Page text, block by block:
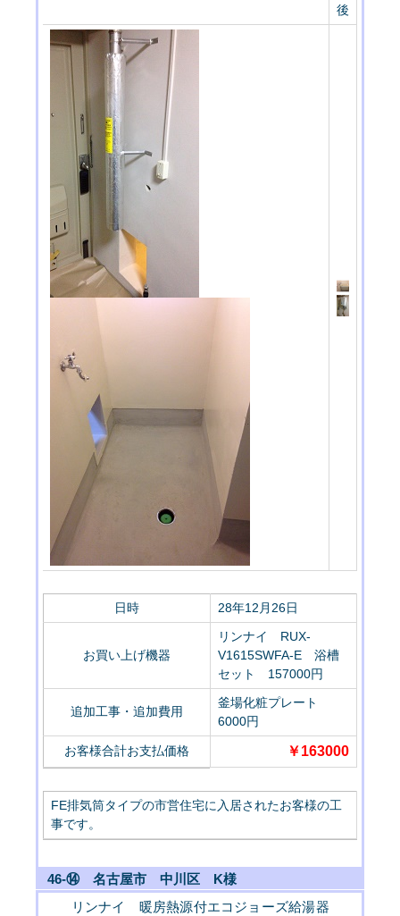
後
日時 28年12月26日
お買い上げ機器
リンナイ RUX-
V1615SWFA-E 浴槽
セット 157000円
追加工事・追加費用
釜場化粧プレート
6000円
お客様合計お支払価格 ￥163000
FE排気筒タイプの市営住宅に入居されたお客様の工
事です。
46-⑭ 名古屋市 中川区 K様
リンナイ 暖房熱源付エコジョーズ給湯器